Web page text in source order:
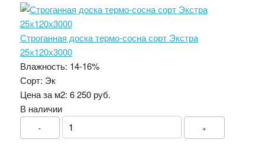
Строганная доска термо-сосна сорт Экстра
25х120х3000
Влажность: 14-16%
Сорт: Эк
Цена за м2: 6 250 руб.
В наличии
- +